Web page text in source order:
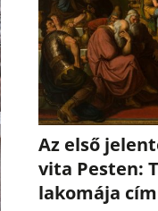
Az első
vita Pesten:
lakomája